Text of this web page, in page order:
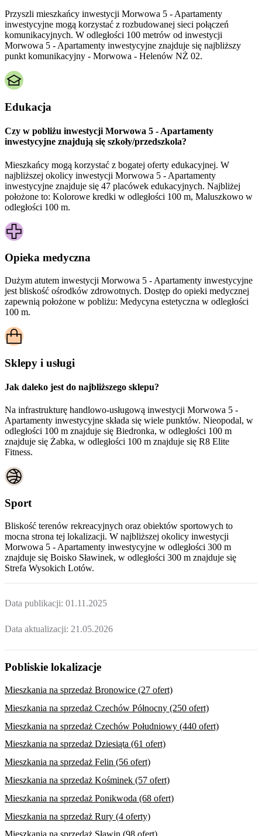
Przyszli mieszkańcy inwestycji Morwowa 5 - Apartamenty
inwestycyjne mogą korzystać z rozbudowanej sieci połączeń
komunikacyjnych. W odległości 100 metrów od inwestycji
Morwowa 5 - Apartamenty inwestycyjne znajduje się najbliższy
punkt komunikacyjny - Morwowa - Helenów NŻ 02.
Edukacja
Czy w pobliżu inwestycji Morwowa 5 - Apartamenty
inwestycyjne znajdują się szkoły/przedszkola?
Mieszkańcy mogą korzystać z bogatej oferty edukacyjnej. W
najbliższej okolicy inwestycji Morwowa 5 - Apartamenty
inwestycyjne znajduje się 47 placówek edukacyjnych. Najbliżej
położone to: Kolorowe kredki w odległości 100 m, Maluszkowo w
odległości 100 m.
Opieka medyczna
Dużym atutem inwestycji Morwowa 5 - Apartamenty inwestycyjne
jest bliskość ośrodków zdrowotnych. Dostęp do opieki medycznej
zapewnią położone w pobliżu: Medycyna estetyczna w odległości
100 m.
Sklepy i usługi
Jak daleko jest do najbliższego sklepu?
Na infrastrukturę handlowo-usługową inwestycji Morwowa 5 -
Apartamenty inwestycyjne składa się wiele punktów. Nieopodal, w
odległości 100 m znajduje się Biedronka, w odległości 100 m
znajduje się Żabka, w odległości 100 m znajduje się R8 Elite
Fitness.
Sport
Bliskość terenów rekreacyjnych oraz obiektów sportowych to
mocna strona tej lokalizacji. W najbliższej okolicy inwestycji
Morwowa 5 - Apartamenty inwestycyjne w odległości 300 m
znajduje się Boisko Sławinek, w odległości 300 m znajduje się
Strefa Wysokich Lotów.
Data publikacji: 01.11.2025
Data aktualizacji: 21.05.2026
Pobliskie lokalizacje
Mieszkania na sprzedaż Bronowice (27 ofert)
Mieszkania na sprzedaż Czechów Północny (250 ofert)
Mieszkania na sprzedaż Czechów Południowy (440 ofert)
Mieszkania na sprzedaż Dziesiąta (61 ofert)
Mieszkania na sprzedaż Felin (56 ofert)
Mieszkania na sprzedaż Kośminek (57 ofert)
Mieszkania na sprzedaż Ponikwoda (68 ofert)
Mieszkania na sprzedaż Rury (4 oferty)